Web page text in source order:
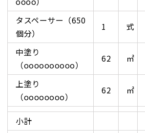
タスペーサー（650
個分）
1 式
中塗り
（oooooooooo）
62 ㎡
上塗り
（oooooooo）
62 ㎡
小計